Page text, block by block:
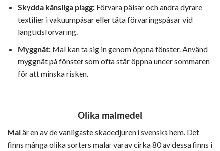
Skydda känsliga plagg:Förvara pälsar och andra dyrare
textilier i vakuumpåsar eller täta förvaringspåsar vid
långtidsförvaring.
Myggnät:Mal kan ta sig in genom öppna fönster. Använd
myggnät på fönster som ofta står öppna under sommaren
för att minska risken.
Olika malmedel
Malär en av de vanligaste skadedjuren i svenska hem. Det
finns många olika sorters malar varav cirka 80 av dessa finns i